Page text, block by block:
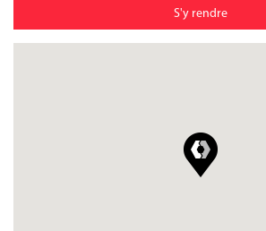
S'y rendre